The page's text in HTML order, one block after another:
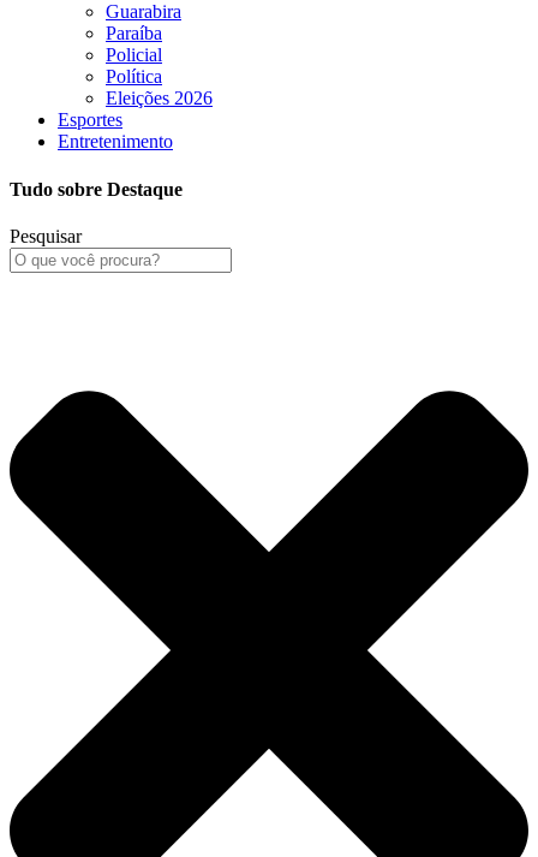
Guarabira
Paraíba
Policial
Política
Eleições 2026
Esportes
Entretenimento
Tudo sobre Destaque
Pesquisar